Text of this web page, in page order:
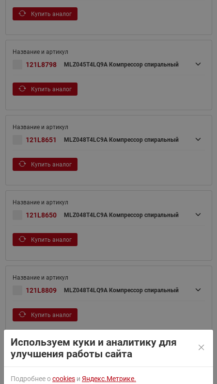
Купить аналог
121L8798 MLZ045T4LQ9A Компрессор спиральный
Купить аналог
121L8651 MLZ048T4LC9A Компрессор спиральный
Купить аналог
121L8650 MLZ048T4LC9A Компрессор спиральный
Купить аналог
121L8809 MLZ048T4LQ9A Компрессор спиральный
Купить аналог
121L8808 MLZ048T4LQ9A Компрессор спиральный
Используем куки и аналитику для
улучшения работы сайта
Подробнее оcookies и Яндекс.Метрике.